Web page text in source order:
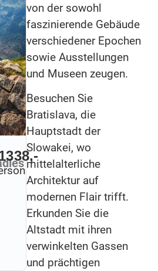
von der sowohl
faszinierende Gebäude
verschiedener Epochen
sowie Ausstellungen
und Museen zeugen.
Besuchen Sie
Bratislava, die
Hauptstadt der
Slowakei, wo
mittelalterliche
Architektur auf
modernen Flair trifft.
Erkunden Sie die
Altstadt mit ihren
verwinkelten Gassen
und prächtigen